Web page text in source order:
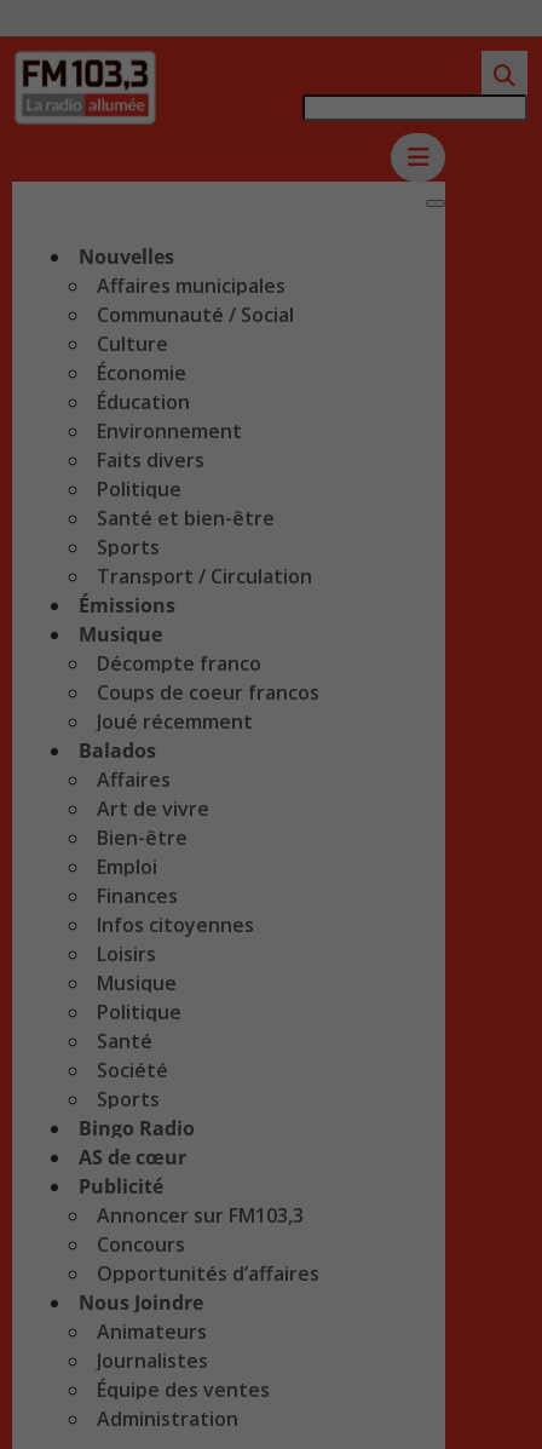
Nouvelles
Affaires municipales
Communauté / Social
Culture
Économie
Éducation
Environnement
Faits divers
Politique
Santé et bien-être
Sports
Transport / Circulation
Émissions
Musique
Décompte franco
Coups de coeur francos
Joué récemment
Balados
Affaires
Art de vivre
Bien-être
Emploi
Finances
Infos citoyennes
Loisirs
Musique
Politique
Santé
Société
Sports
Bingo Radio
AS de cœur
Publicité
Annoncer sur FM103,3
Concours
Opportunités d’affaires
Nous Joindre
Animateurs
Journalistes
Équipe des ventes
Administration